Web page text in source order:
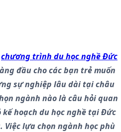
chương trình du học nghề Đức
đầu cho các bạn trẻ muốn
sự nghiệp lâu dài tại châu
ngành nào là câu hỏi quan
hoạch du học nghề tại Đức
Việc lựa chọn ngành học phù